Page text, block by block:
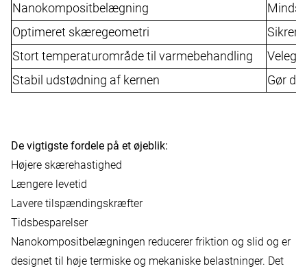
Nanokompositbelægning
Optimeret skæregeometri
Sikrer
Stort temperaturområde til varmebehandling
Stabil udstødning af kernen
Gør
De vigtigste fordele på et øjeblik:
Højere skærehastighed
Længere levetid
Lavere tilspændingskræfter
Tidsbesparelser
Nanokompositbelægningen reducerer friktion og slid og er
designet til høje termiske og mekaniske belastninger. Det